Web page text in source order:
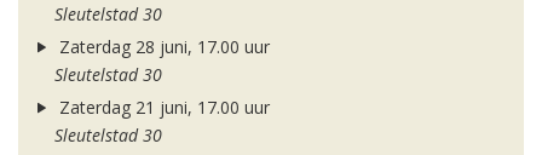
Sleutelstad 30
Zaterdag 28 juni, 17.00 uur
Sleutelstad 30
Zaterdag 21 juni, 17.00 uur
Sleutelstad 30